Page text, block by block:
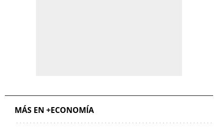
MÁS EN +ECONOMÍA